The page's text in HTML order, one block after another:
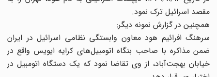
مقصد اسرائیل ترک نمود.
همچنین در گزارش نمونه دیگر:
سرهنگ افرائیم هود معاون وابستگی نظامی اسرائیل در ایران
ضمن مذاکره با صاحب بنگاه اتومبیل‌های کرایه ایویس واقع در
خیابان بهجت‌آباد، از وی تقاضا نمود که یک دستگاه اتومبیل در